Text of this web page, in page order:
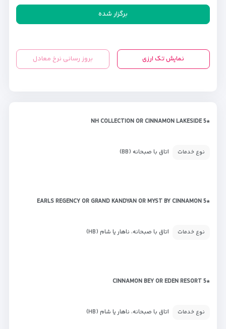
برگزار شده
نمایش تک ارزی بروز رسانی نرخ معادل
*NH COLLECTION OR CINNAMON LAKESIDE 5
نوع خدمات اتاق با صبحانه (BB)
*EARLS REGENCY OR GRAND KANDYAN OR MYST BY CINNAMON 5
نوع خدمات اتاق با صبحانه، ناهار یا شام (HB)
*CINNAMON BEY OR EDEN RESORT 5
نوع خدمات اتاق با صبحانه، ناهار یا شام (HB)